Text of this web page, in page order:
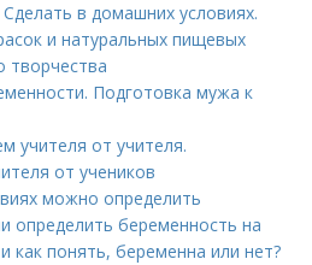
в домашних условиях.
и натуральных пищевых
творчества
Подготовка мужа к
учителя от учителя.
от учеников
можно определить
определить беременность на
как понять, беременна или нет?